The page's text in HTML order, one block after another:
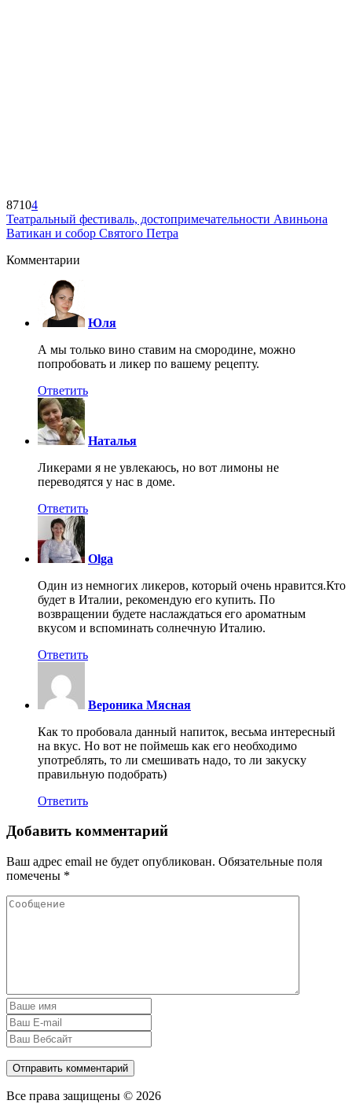
87104
Театральный фестиваль, достопримечательности Авиньона
Ватикан и собор Святого Петра
Комментарии
Юля
А мы только вино ставим на смородине, можно
попробовать и ликер по вашему рецепту.
Ответить
Наталья
Ликерами я не увлекаюсь, но вот лимоны не
переводятся у нас в доме.
Ответить
Olga
Один из немногих ликеров, который очень нравится.Кто
будет в Италии, рекомендую его купить. По
возвращении будете наслаждаться его ароматным
вкусом и вспоминать солнечную Италию.
Ответить
Вероника Мясная
Как то пробовала данный напиток, весьма интересный
на вкус. Но вот не поймешь как его необходимо
употреблять, то ли смешивать надо, то ли закуску
правильную подобрать)
Ответить
Добавить комментарий
Ваш адрес email не будет опубликован. Обязательные поля
помечены *
Все права защищены © 2026